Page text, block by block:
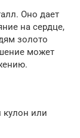
Оно дает
на сердце,
золото
может
кулон или